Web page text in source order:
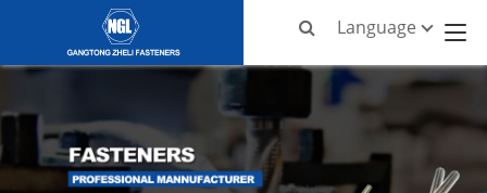
Language